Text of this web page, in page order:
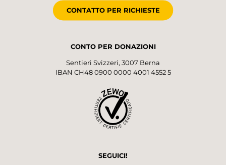
CONTATTO PER RICHIESTE
CONTO PER DONAZIONI
Sentieri Svizzeri, 3007 Berna
IBAN CH48 0900 0000 4001 4552 5
SEGUICI!